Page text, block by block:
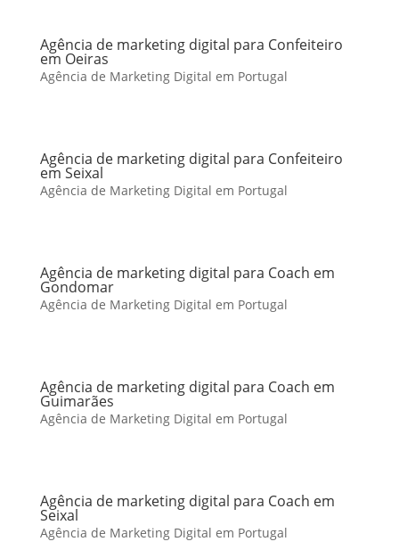
Agência de marketing digital para Confeiteiro
em Oeiras
Agência de Marketing Digital em Portugal
Agência de marketing digital para Confeiteiro
em Seixal
Agência de Marketing Digital em Portugal
Agência de marketing digital para Coach em
Gondomar
Agência de Marketing Digital em Portugal
Agência de marketing digital para Coach em
Guimarães
Agência de Marketing Digital em Portugal
Agência de marketing digital para Coach em
Seixal
Agência de Marketing Digital em Portugal